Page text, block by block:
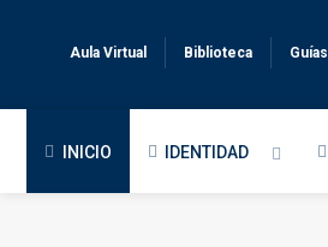
Aula Virtual Biblioteca Guías
INICIO IDENTIDAD